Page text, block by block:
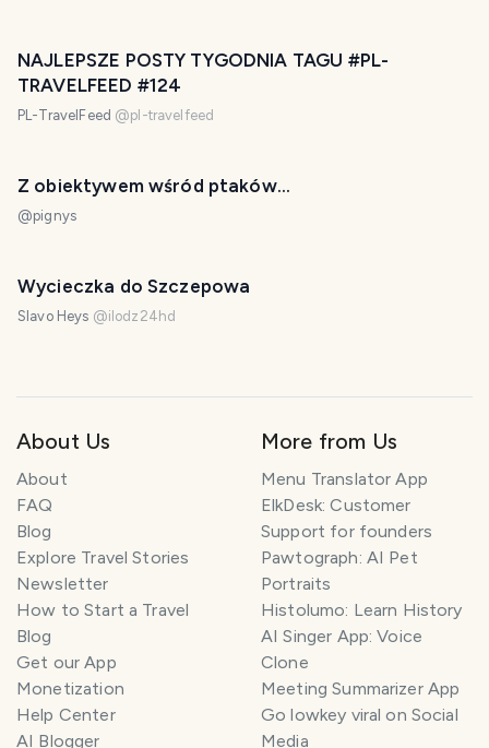
NAJLEPSZE POSTY TYGODNIA TAGU #PL-
TRAVELFEED #124
PL-TravelFeed @pl-travelfeed
Z obiektywem wśród ptaków...
@pignys
Wycieczka do Szczepowa
Slavo Heys @ilodz24hd
About Us
About
FAQ
Blog
Explore Travel Stories
Newsletter
How to Start a Travel
Blog
Get our App
Monetization
Help Center
AI Blogger
More from Us
Menu Translator App
ElkDesk: Customer
Support for founders
Pawtograph: AI Pet
Portraits
Histolumo: Learn History
AI Singer App: Voice
Clone
Meeting Summarizer App
Go lowkey viral on Social
Media